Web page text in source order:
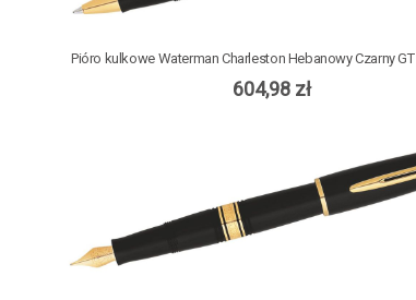
Pióro kulkowe Waterman Charleston Hebanowy Czarny GT
604,98 zł